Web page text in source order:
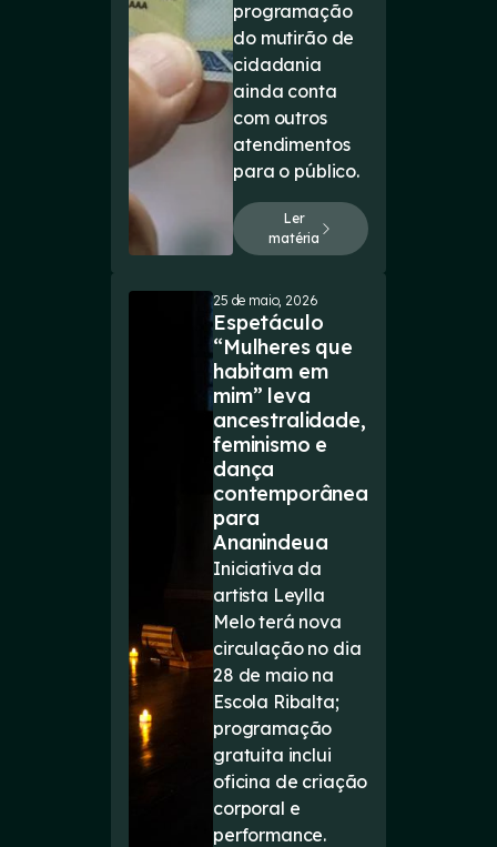
programação
do mutirão de
cidadania
ainda conta
com outros
atendimentos
para o público.
Ler
matéria
25 de maio, 2026
Espetáculo
“Mulheres que
habitam em
mim” leva
ancestralidade,
feminismo e
dança
contemporânea
para
Ananindeua
Iniciativa da
artista Leylla
Melo terá nova
circulação no dia
28 de maio na
Escola Ribalta;
programação
gratuita inclui
oficina de criação
corporal e
performance.